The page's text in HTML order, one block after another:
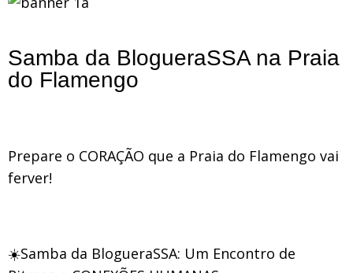
Samba da BlogueraSSA na Praia
do Flamengo
Prepare o CORAÇÃO que a Praia do Flamengo vai
ferver!
☀️Samba da BlogueraSSA: Um Encontro de